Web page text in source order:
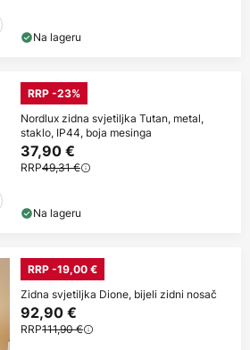
Na lageru
RRP -23%
Nordlux zidna svjetiljka Tutan, metal,
staklo, IP44, boja mesinga
37,90 €
RRP49,31 €
Na lageru
RRP -19,00 €
Zidna svjetiljka Dione, bijeli zidni nosač
92,90 €
RRP111,90 €